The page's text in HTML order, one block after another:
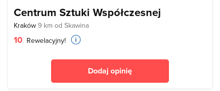
Centrum Sztuki Współczesnej
Kraków 9 km od Skawina
10 Rewelacyjny!
Dodaj opinię